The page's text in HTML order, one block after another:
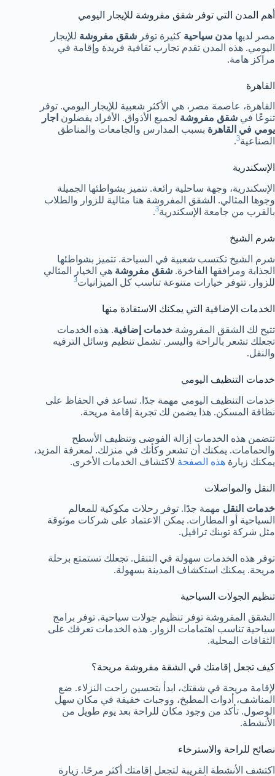
أهم المدن التي توفر شقق مفروشة للإيجار اليومي
مصر لديها مدن سياحية كثيرة توفر شقق مفروشة للإيجار
اليومي. هذه المدن تقدم تجارب ثقافية فريدة وإقامة في
مراكز هامة.
القاهرة
القاهرة، عاصمة مصر، هي الأكثر شعبية للإيجار اليومي. توفر
تنوعًا في شقق مفروشة لجميع الأذواق. الأفراد يفضلون اجار
يومي في القاهرة بسبب المدارس والجامعات والمناطق
الصناعية3
.
الإسكندرية
الإسكندرية، وجهة ساحلية رائعة. تتميز بشواطئها الجميلة
وجوها المثالي. الشقق المفروشة هنا مثالية للزوار والطلاب
بالقرب من جامعة الإسكندرية3
.
شرم الشيخ
شرم الشيخ تكتسب شعبية في السياحة. تتميز بشواطئها
الجذابة ومرافقها الفاخرة. شقق مفروشة هي الخيار المثالي
للزوار. تتوفر خيارات متنوعة تناسب كل الميزانيات3
الخدمات الإضافية التي يمكنك الاستفادة منها
تتيح لك الشقق المفروشة خدمات إضافية. هذه الخدمات
تجعلك تشعر بالراحة واليسر. تشمل تنظيم وسائل الترفيه
والنقل.
خدمات التنظيف اليومي
خدمات التنظيف اليومي مهمة جدًا. تساعد في الحفاظ على
نظافة المسكن. هذا يضمن لك تجربة إقامة مريحة.
تتضمن هذه الخدمات إزالة الفوضى وتنظيف الأسطح
والحمامات. يمكنك أن تشعر وكأنك في منزلك. لمعرفة المزيد،
يمكنك زيارة هذه الصفحة لاكتشاف الخدمات الأخرى.
النقل والمواصلات
خدمات النقل مهمة جدًا. توفر رحلات مكوكية للمعالم
السياحية أو المطارات. يمكن الاعتماد على شركات موثوقة
مثل شركة توبنك ترافيل.
توفر هذه الخدمات سهولة في التنقل. تجعلك تستمتع برحلة
مريحة. يمكنك استكشاف المدينة بسهولة.
تنظيم الجولات السياحية
الشقق المفروشة توفر تنظيم جولات سياحية. توفر برامج
سياحية تناسب اهتمامات الزوار. هذه الخدمات تعرفك على
الثقافات المحلية.
كيف تجعل إقامتك في الشقة مفروشة مريحة؟
لإقامة مريحة في شقتك، ابدأ بتحسين راحت النزلاء. ضع
المناشف، أدوات المطبخ، ووجبات خفيفة في مكان سهل
الوصول. تأكد من وجود مكان للراحة بعد يوم طويل من
الأنشطة.
نصائح للراحة والاسترخاء
اكتشف الأنشطة القريبة لتجعل إقامتك أكثر مرحًا. زيارة